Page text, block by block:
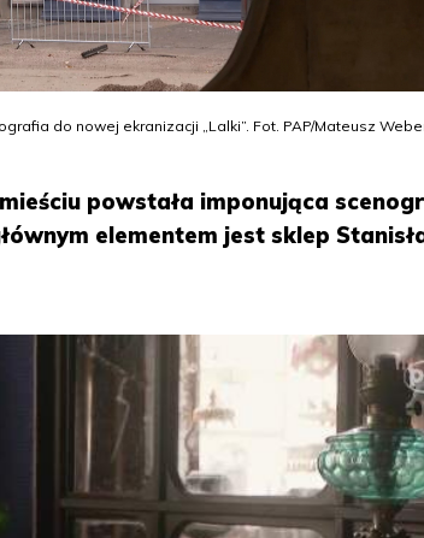
do nowej ekranizacji „Lalki”. Fot. PAP/Mateusz
powstała imponująca
elementem jest sklep